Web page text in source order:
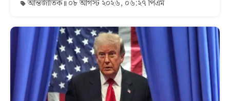
আন্তর্জাতিক ০৮ আগস্ট ২০২৬, ০৬:২৭ পিএম